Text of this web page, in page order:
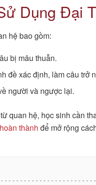
Dụng Đại
hệ bao gồm:
bị mâu thuẫn.
đề xác định, làm câu trở
người và ngược lại.
quan hệ, học sinh cần
thành để mở rộng